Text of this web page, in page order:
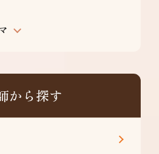
から探す